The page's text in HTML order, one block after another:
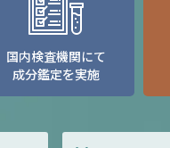
国内検査機関にて
成分鑑定を実施